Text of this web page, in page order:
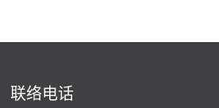
联络电话